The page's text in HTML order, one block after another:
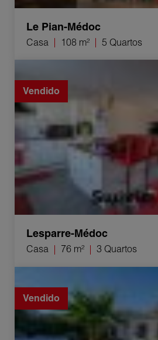
Le Pian-Médoc
Casa 108 m² 5 Quartos
Vendido
Lesparre-Médoc
Casa 76 m² 3 Quartos
Vendido